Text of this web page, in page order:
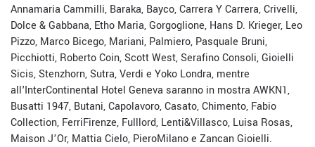
Annamaria Cammilli, Baraka, Bayco, Carrera Y Carrera, Crivelli,
Dolce & Gabbana, Etho Maria, Gorgoglione, Hans D. Krieger, Leo
Pizzo, Marco Bicego, Mariani, Palmiero, Pasquale Bruni,
Picchiotti, Roberto Coin, Scott West, Serafino Consoli, Gioielli
Sicis, Stenzhorn, Sutra, Verdi e Yoko Londra, mentre
all'InterContinental Hotel Geneva saranno in mostra AWKN1,
Busatti 1947, Butani, Capolavoro, Casato, Chimento, Fabio
Collection, FerriFirenze, Fulllord, Lenti&Villasco, Luisa Rosas,
Maison J’Or, Mattia Cielo, PieroMilano e Zancan Gioielli.